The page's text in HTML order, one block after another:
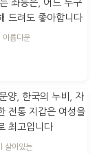
아름다운
살아있는